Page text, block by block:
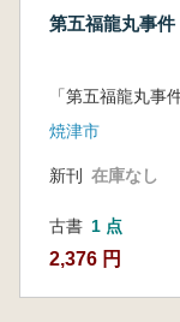
第五福龍丸事件
焼津市
新刊 在庫なし
古書 1 点
2,376 円